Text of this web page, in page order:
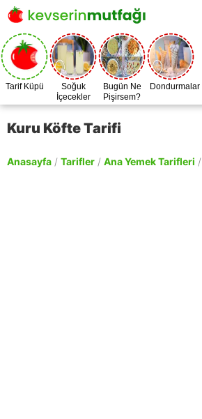
Tarif Küpü
Soğuk
İçecekler
Bugün Ne
Pişirsem?
Dondurmalar
Kuru Köfte Tarifi
Anasayfa / Tarifler / Ana Yemek Tarifleri /